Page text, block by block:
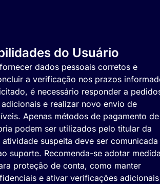
do Usuário
dados pessoais corretos e
a verificação nos prazos
é necessário responder a
e realizar novo envio de
Apenas métodos de pagamento de
podem ser utilizados pelo titular da
suspeita deve ser comunicada
suporte. Recomenda-se adotar
proteção de conta, como manter
e ativar verificações adicionais